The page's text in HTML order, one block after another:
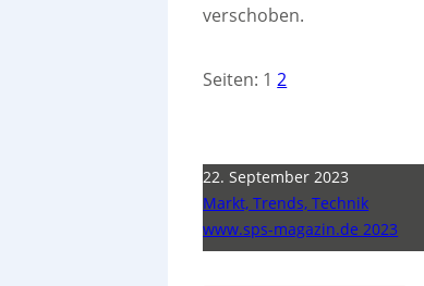
verschoben.
Seiten: 1 2
22. September 2023
Markt, Trends, Technik
www.sps-magazin.de 2023